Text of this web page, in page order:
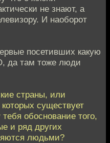
не знают, а
И наоборот
посетивших какую
да там тоже люди
страны, или
существует
обоснование того,
и ряд других
людьми?